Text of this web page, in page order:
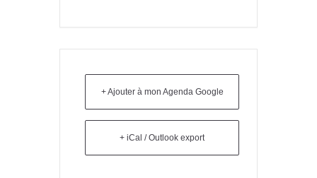
+ Ajouter à mon Agenda Google
+ iCal / Outlook export